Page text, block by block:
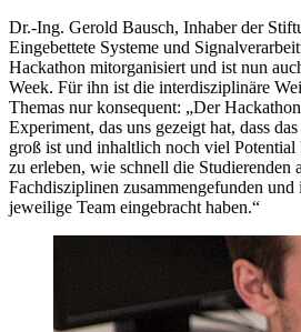
Dr.-Ing. Gerold Bausch, Inhaber der
Eingebettete Systeme und
Hackathon mitorganisiert und ist nun
Week. Für ihn ist die interdisziplinäre
Themas nur konsequent: „Der
Experiment, das uns gezeigt hat, dass
groß ist und inhaltlich noch viel Potential
zu erleben, wie schnell die Studierenden
Fachdisziplinen zusammengefunden und
jeweilige Team eingebracht haben.“